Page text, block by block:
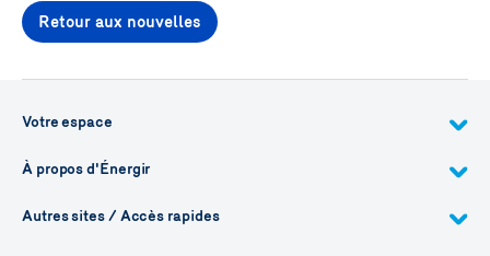
Retour aux nouvelles
Votre espace
À propos d'Énergir
Autres sites / Accès rapides